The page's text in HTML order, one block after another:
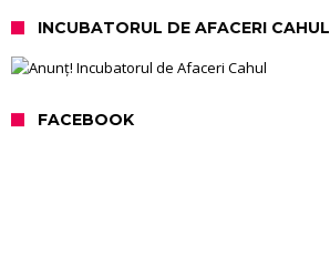
INCUBATORUL DE AFACERI CAHUL
FACEBOOK